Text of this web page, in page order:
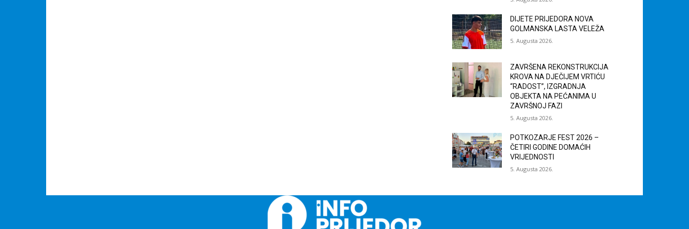
DIJETE PRIJEDORA NOVA
GOLMANSKA LASTA VELEŽA
5. Augusta 2026.
ZAVRŠENA REKONSTRUKCIJA
KROVA NA DJEČIJEM VRTIĆU
“RADOST”, IZGRADNJA
OBJEKTA NA PEĆANIMA U
ZAVRŠNOJ FAZI
5. Augusta 2026.
POTKOZARJE FEST 2026 –
ČETIRI GODINE DOMAĆIH
VRIJEDNOSTI
5. Augusta 2026.